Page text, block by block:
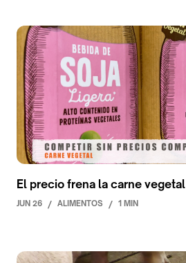
El precio frena la carne vegetal
JUN 26 / ALIMENTOS / 1 MIN